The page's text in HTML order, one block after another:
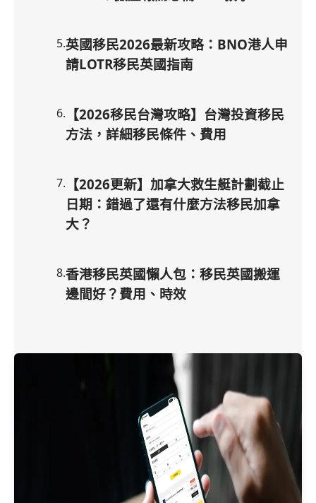
5.英國移民2026最新攻略：BNO港人申
請LOTR移民英國指南
6. 【2026移民台灣攻略】台灣投資移民
方法，詳細移民條件、費用
7. 【2026更新】加拿大救生艇計劃截止
日期：錯過了還有什麼方法移民加拿
大？
8.香港移民英國懶人包：移民英國搬運
邊間好？費用、時效